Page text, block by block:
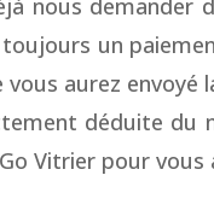
nous
un
aurez
déduite
Vitrier pour vous